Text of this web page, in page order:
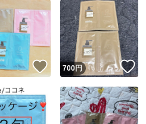
いいね！
700円 い